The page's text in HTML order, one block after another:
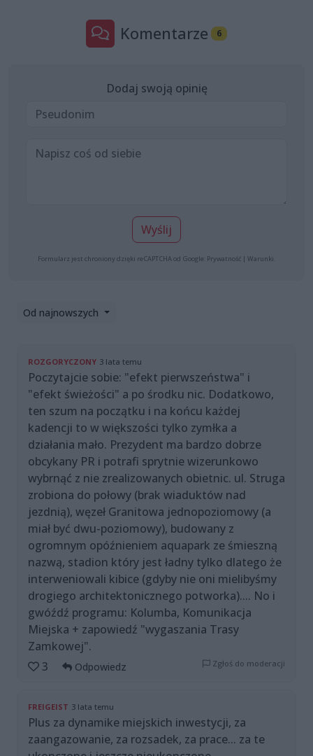
Komentarze 6
Dodaj swoją opinię
Wyślij
Formularz jest chroniony dzięki reCAPTCHA od Google: Prywatność | Warunki
Od najnowszych
ROZGORYCZONY 3 lata temu
Poczytajcie sobie: "efekt pierwszeństwa" i
"efekt świeżości" a po środku nic. Dodatkowo,
ten szum na początku i na końcu każdej
kadencji to w większości tylko zymłka a
działania mało. Prezydent ma bardzo dobrze
obcykany PR i potrafi sprytnie wizerunkowo
wybrnąć z nie zrealizowanych obietnic. ul. Struga
zrobiona do połowy (brak wiaduktów nad
jezdnią), węzeł Granitowa jednopoziomowy (a
miał być dwu-poziomowy), budowany z
ogromnym opóźnieniem aquapark ze śmieszną
nazwą, stadion który jest ładny tylko dlatego że
interweniowali kibice (gdyby nie oni mielibyśmy
drogiego architektonicznego potworka).... No i
gwóźdź programu: Kolumba, Komunikacja
Miejska + zapowiedź "wygaszania Trasy
Zamkowej".
3
Odpowiedz Zgłoś do moderacji
FREIGEIST 3 lata temu
Plus za dynamike miejskich inwestycji, za
zaangazowanie, za rozsadek, za prace... za te